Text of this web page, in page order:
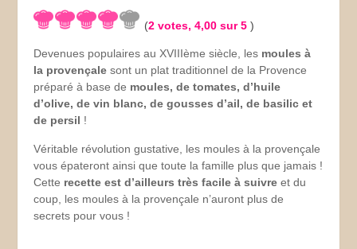
(2 votes,4,00 sur 5)
Devenues populaires au XVIIIème siècle, les moules à
la provençale sont un plat traditionnel de la Provence
préparé à base de moules, de tomates, d’huile
d’olive, de vin blanc, de gousses d’ail, de basilic et
de persil !
Véritable révolution gustative, les moules à la provençale
vous épateront ainsi que toute la famille plus que jamais !
Cette recette est d’ailleurs très facile à suivre et du
coup, les moules à la provençale n’auront plus de
secrets pour vous !